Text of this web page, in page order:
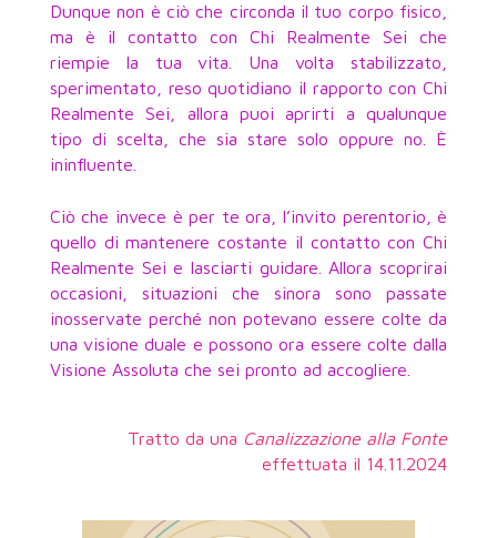
Dunque non è ciò che circonda il tuo corpo fisico,
ma è il contatto con Chi Realmente Sei che
riempie la tua vita. Una volta stabilizzato,
sperimentato, reso quotidiano il rapporto con Chi
Realmente Sei, allora puoi aprirti a qualunque
tipo di scelta, che sia stare solo oppure no. È
ininfluente.
Ciò che invece è per te ora, l’invito perentorio, è
quello di mantenere costante il contatto con Chi
Realmente Sei e lasciarti guidare. Allora scoprirai
occasioni, situazioni che sinora sono passate
inosservate perché non potevano essere colte da
una visione duale e possono ora essere colte dalla
Visione Assoluta che sei pronto ad accogliere.
Tratto da una Canalizzazione alla Fonte
effettuata il 14.11.2024